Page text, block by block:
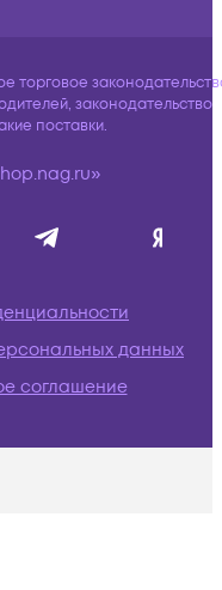
законодательство
поставки.
данных
соглашение